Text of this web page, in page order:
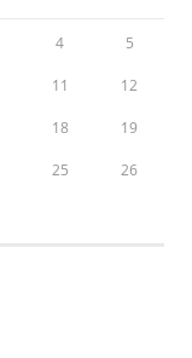
4 5
11 12
18 19
25 26